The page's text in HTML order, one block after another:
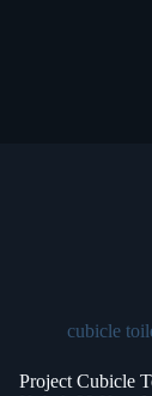
cubicle
Project Cubicle